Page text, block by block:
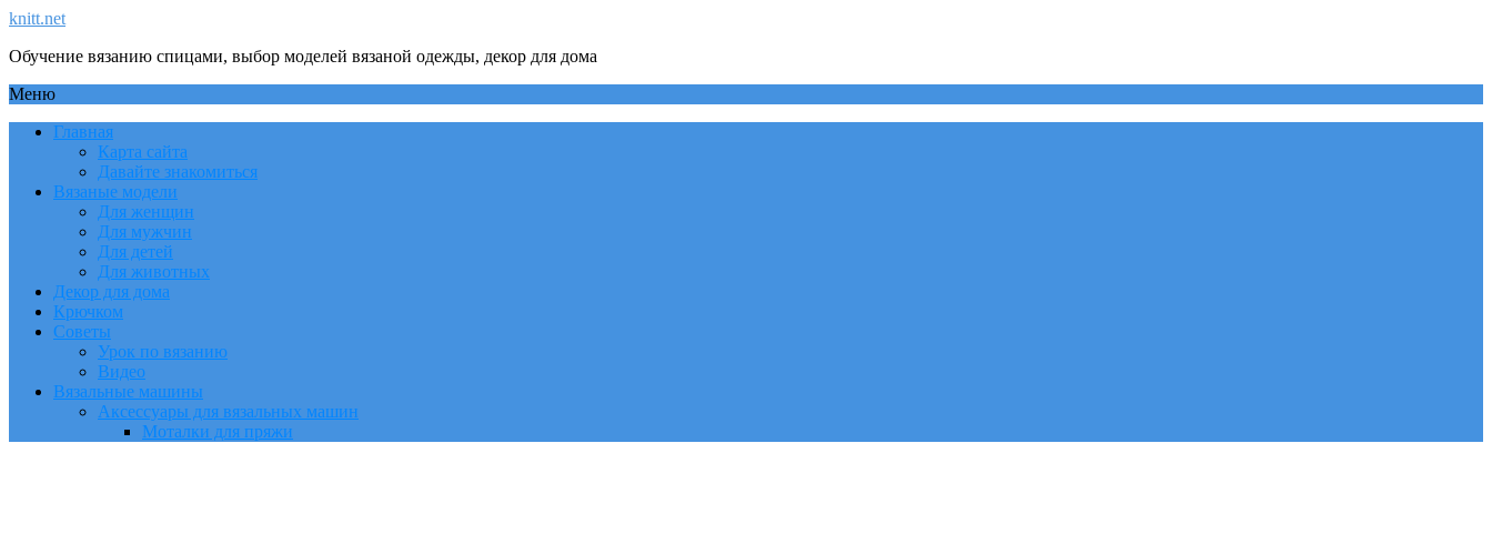
knitt.net
Обучение вязанию спицами, выбор моделей вязаной одежды, декор для дома
Меню
Главная
Карта сайта
Давайте знакомиться
Вязаные модели
Для женщин
Для мужчин
Для детей
Для животных
Декор для дома
Крючком
Советы
Урок по вязанию
Видео
Вязальные машины
Аксессуары для вязальных машин
Моталки для пряжи